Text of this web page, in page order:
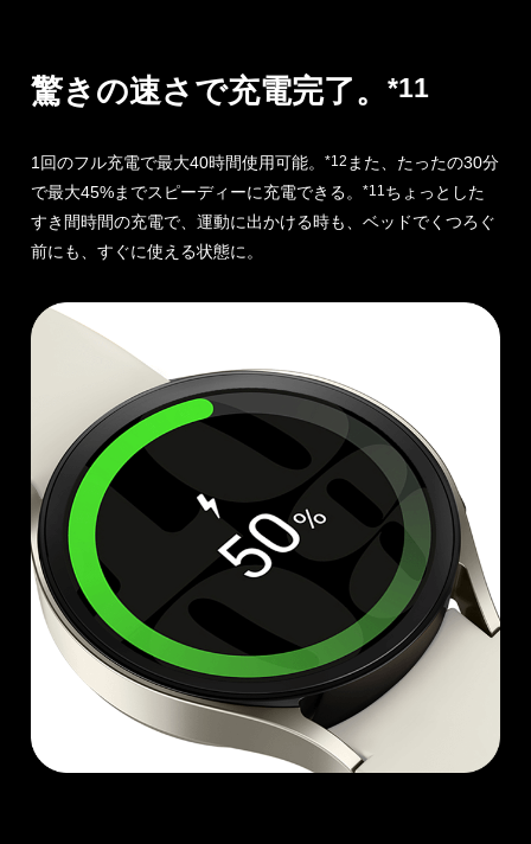
驚きの速さで充電完了。 *11
1回のフル充電で最大40時間使用可能。 *12 また、たったの30分
で最大45%までスピーディーに充電できる。 *11ちょっとした
すき間時間の充電で、 運動に出かける時も、ベッドでくつろぐ
前にも、すぐに使える状態に。